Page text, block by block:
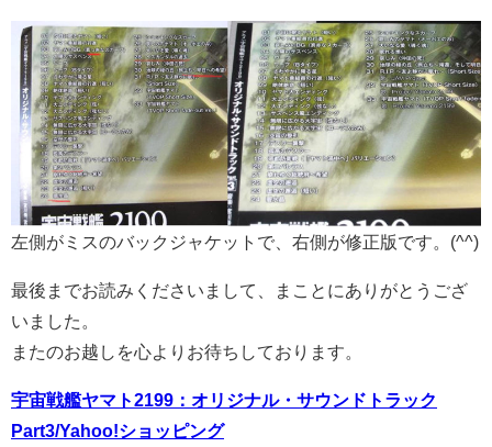
左側がミスのバックジャケットで、右側が修正版です。(^^)
最後までお読みくださいまして、まことにありがとうござ
いました。
またのお越しを心よりお待ちしております。
宇宙戦艦ヤマト2199：オリジナル・サウンドトラック
Part3/Yahoo!ショッピング